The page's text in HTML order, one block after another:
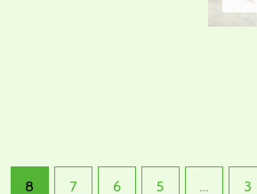
3
…
5
6
7
8